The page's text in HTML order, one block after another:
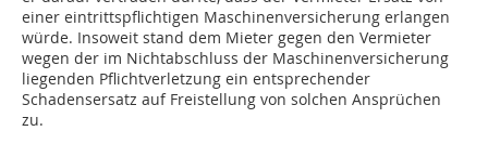
einer eintrittspflichtigen Maschinenversicherung erlangen
würde. Insoweit stand dem Mieter gegen den Vermieter
wegen der im Nichtabschluss der Maschinenversicherung
liegenden Pflichtverletzung ein entsprechender
Schadensersatz auf Freistellung von solchen Ansprüchen
zu.